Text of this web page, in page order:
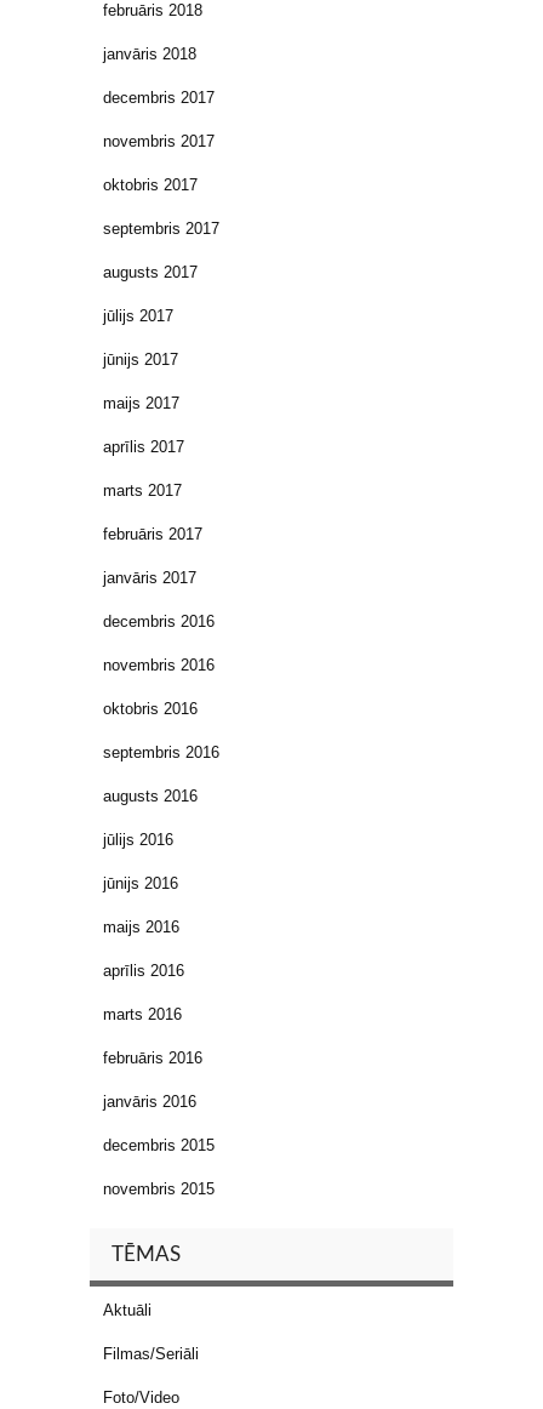
februāris 2018
janvāris 2018
decembris 2017
novembris 2017
oktobris 2017
septembris 2017
augusts 2017
jūlijs 2017
jūnijs 2017
maijs 2017
aprīlis 2017
marts 2017
februāris 2017
janvāris 2017
decembris 2016
novembris 2016
oktobris 2016
septembris 2016
augusts 2016
jūlijs 2016
jūnijs 2016
maijs 2016
aprīlis 2016
marts 2016
februāris 2016
janvāris 2016
decembris 2015
novembris 2015
TĒMAS
Aktuāli
Filmas/Seriāli
Foto/Video